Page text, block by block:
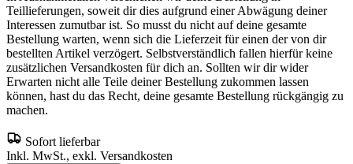
Teillieferungen, soweit dir dies aufgrund einer Abwägung deiner
Interessen zumutbar ist. So musst du nicht auf deine gesamte
Bestellung warten, wenn sich die Lieferzeit für einen der von dir
bestellten Artikel verzögert. Selbstverständlich fallen hierfür keine
zusätzlichen Versandkosten für dich an. Sollten wir dir wider
Erwarten nicht alle Teile deiner Bestellung zukommen lassen
können, hast du das Recht, deine gesamte Bestellung rückgängig zu
machen.
Sofort lieferbar
Inkl. MwSt., exkl. Versandkosten